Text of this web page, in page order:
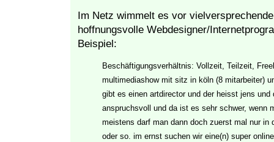
Im Netz wimmelt es vor
hoffnungsvolle Webdesigner/
Beispiel:
Beschäftigungsverhältnis: Vollzeit, Teilzeit,
multimediashow mit sitz in köln (8 mitarbeiter)
gibt es einen artdirector und der heisst jens und
anspruchsvoll und da ist es sehr schwer, wenn
meistens darf man dann doch zuerst mal nur in
oder so. im ernst suchen wir eine(n) super